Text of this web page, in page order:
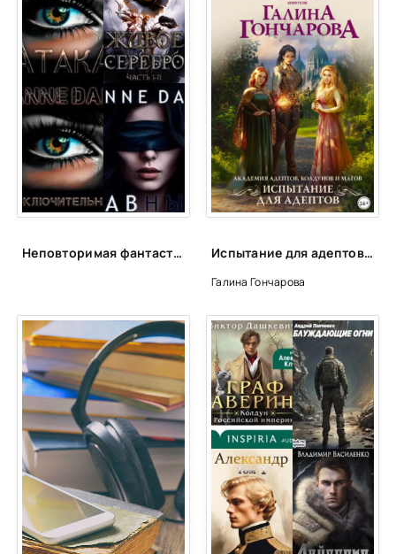
19
20
21
22
23
24
25
26
Неповторимая фантастика Anne Dar в аудио Испытание для адептов - Галина Гончарова (1)
Галина Гончарова